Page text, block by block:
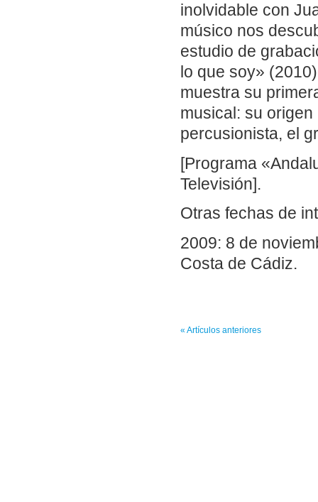
inolvidable con
músico nos
estudio de
lo que soy»
muestra su
musical: su
percusionista, el
[Programa
Televisión].
Otras fechas de
2009: 8 de
Costa de Cádiz.
« Artículos anteriores